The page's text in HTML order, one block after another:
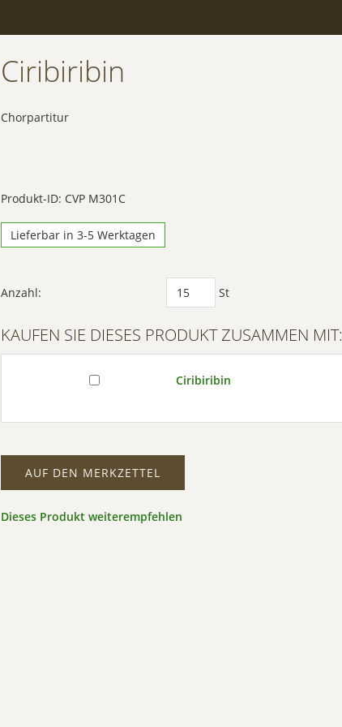
Ciribiribin
Chorpartitur
Produkt-ID: CVP M301C
Lieferbar in 3-5 Werktagen
Anzahl: St
KAUFEN SIE DIESES PRODUKT ZUSAMMEN MIT:
Ciribiribin
AUF DEN MERKZETTEL
Dieses Produkt weiterempfehlen